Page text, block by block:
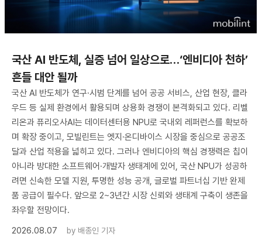
국산 AI 반도체, 실증 넘어 일상으로…‘엔비디아 천하’
흔들 대안 될까
국산 AI 반도체가 연구·시범 단계를 넘어 공공 서비스, 산업 현장, 클라
우드 등 실제 환경에서 활용되며 상용화 경쟁이 본격화되고 있다. 리벨
리온과 퓨리오사AI는 데이터센터용 NPU로 국내외 레퍼런스를 확보하
며 확장 중이고, 모빌린트는 엣지·온디바이스 시장을 중심으로 공공조
달과 산업 적용을 넓히고 있다. 그러나 엔비디아의 핵심 경쟁력은 칩이
아니라 방대한 소프트웨어·개발자 생태계에 있어, 국산 NPU가 성공하
려면 신속한 모델 지원, 투명한 성능 공개, 글로벌 파트너십 기반 완제
품 공급이 필수다. 앞으로 2~3년간 시장 신뢰와 생태계 구축이 생존을
좌우할 전망이다.
2026.08.07
by 배종인 기자